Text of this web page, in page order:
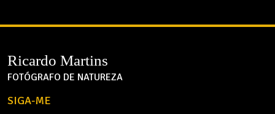
Ricardo Martins
FOTÓGRAFO DE NATUREZA
SIGA-ME